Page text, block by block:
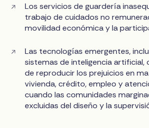
Los servicios de guardería
trabajo de cuidados no
movilidad económica y la
Las tecnologías emergentes,
sistemas de inteligencia artificial,
de reproducir los prejuicios en
vivienda, crédito, empleo y
cuando las comunidades
excluidas del diseño y la